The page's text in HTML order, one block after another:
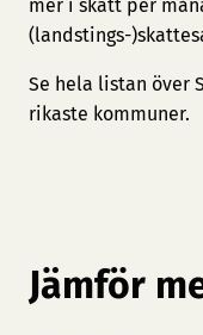
mer i skatt per
(landstings-
Se hela listan över
rikaste kommuner.
Jämför